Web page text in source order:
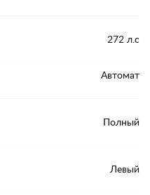
272 л.с
Автомат
Полный
Левый